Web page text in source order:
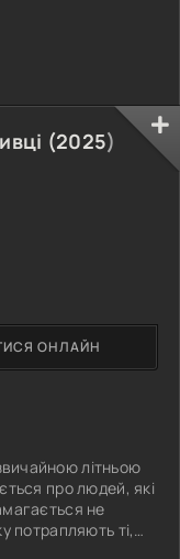
(2025)
літньою
про людей, які
не
потрапляють ті,
ОНЛАЙН